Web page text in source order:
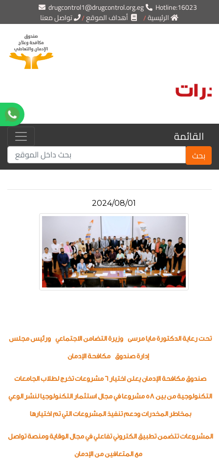
drugcontrol1@drugcontrol.org.eg
Hotline:16023
الرئيسية
أهداف الموقع تواصل معنا
القائمة
بحث
2024/08/01
تحت رعاية الدكتورة مايا مرسى وزيرة التضامن الاجتماعي ورئيس مجلس
إدارة صندوق مكافحة الإدمان
صندوق مكافحة الإدمان يعلن اختيار 6 مشروعات تخرج لطلاب الجامعات
التكنولوجية من بين 58 مشروعا في مجال استثمار التكنولوجيا لنشر الوعي
بمخاطر المخدرات ودعم تنفيذ المشروعات التي تم اختيارها
المشروعاتتتضمنتطبيقالكترونيتفاعليفيمجالالوقايةومنصةتواصل
مع المتعافين من الإدمان